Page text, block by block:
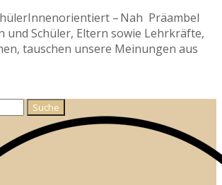
– Nah Präambel
und Schüler, Eltern sowie Lehrkräfte,
tauschen unsere Meinungen aus